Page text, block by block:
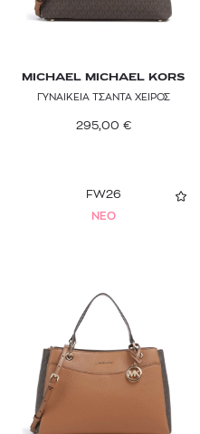
MICHAEL MICHAEL KORS
ΓΥΝΑΙΚΕΙΑ ΤΣΑΝΤΑ ΧΕΙΡΟΣ
295,00 €
FW26
NEO